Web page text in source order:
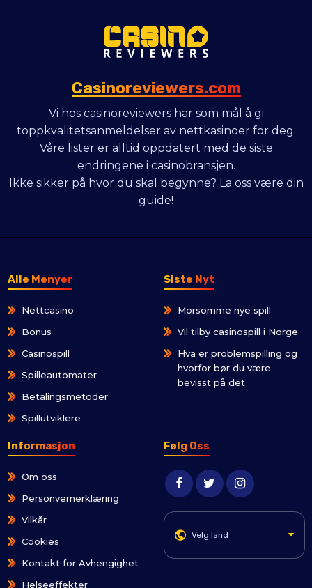
Casinoreviewers.com
Vi hos casinoreviewers har som mål å gi
toppkvalitetsanmeldelser av nettkasinoer for deg.
Våre lister er alltid oppdatert med de siste
endringene i casinobransjen.
Ikke sikker på hvor du skal begynne? La oss være din
guide!
Alle Menyer
Nettcasino
Bonus
Casinospill
Spilleautomater
Betalingsmetoder
Spillutviklere
Siste Nyt
Morsomme nye spill
Vil tilby casinospill i Norge
Hva er problemspilling og
hvorfor bør du være
bevisst på det
Informasjon
Om oss
Personvernerklæring
Vilkår
Cookies
Kontakt for Avhengighet
Helseeffekter
Følg Oss
Velg land